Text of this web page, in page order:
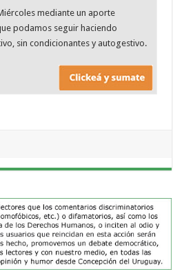
mediante un aporte
podamos seguir haciendo
sin condicionantes y autogestivo.